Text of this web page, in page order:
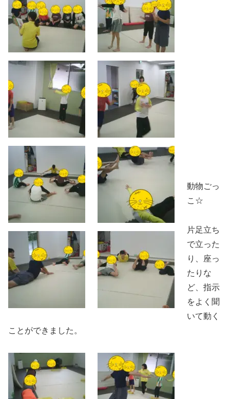
動物ごっ
こ☆
片足立ち
で立った
り、座っ
たりな
ど、指示
をよく聞
いて動く
ことができました。